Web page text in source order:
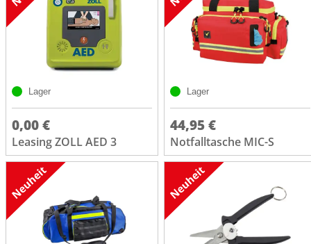
Lager
0,00 €
Leasing ZOLL AED 3
Lager
44,95 €
Notfalltasche MIC-S